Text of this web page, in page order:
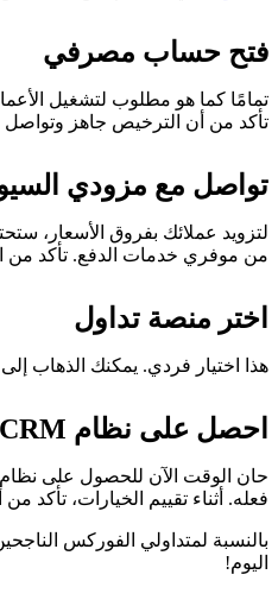
فتح حساب مصرفي
تمامًا كما هو مطلوب لتشغيل
تأكد من أن الترخيص جاهز
تواصل مع مزودي
من موفري خدمات الدفع. تأكد من
اختر منصة تداول
هذا اختيار فردي. يمكنك الذهاب
احصل على نظام CRM مخصص
فعله. أثناء تقييم الخيارات، تأكد من
اليوم!